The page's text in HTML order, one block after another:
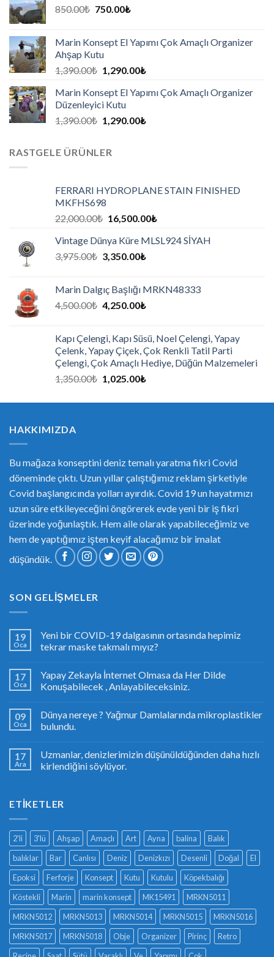
850.00₺ 750.00₺
Marin Konsept El Yapımı Çok Amaçlı Organizer
Ahşap Kutu
1,390.00₺ 1,290.00₺
Marin Konsept El Yapımı Çok Amaçlı Organizer
Düzenleyici Kutu
1,390.00₺ 1,290.00₺
RASTGELE ÜRÜNLER
FERRARI HYDROPLANE STAIN FINISHED
MKFHS698
22,000.00₺ 16,500.00₺
Vintage Dünya Küre MLSL924 SİYAH
3,975.00₺ 3,350.00₺
Marin Dalgıç Başlığı MRKN48333
4,500.00₺ 4,250.00₺
Kapı Çelengi, Kapı Süsü, Noel Çelengi, Yapay
Çelenk, Yapay Çiçek, Çok Renkli Tatil Parti
Çelengi, Çok Amaçlı Hediye, Düğün Malzemeleri
1,350.00₺ 1,025.00₺
HAKKIMIZDA
Bu mağaza konseptini deniz temalı yaratma fikri Covid
döneminde çıktı. Uzun yıllar çalıştığımız reklam şirketiyle
Covid başlangıcında yolları ayırdık. Covid 19 un hayatımızı
uzun süre etkileyeceğini öngörerek evde yeni bir iş fikri
üzerinde yoğunlaştık. Hem aile olarak yapabileceğimiz ve
hem de yaptığımız işten keyif alacağımız bir imalat
düşündük.
SON GELIŞMELER
19
Oca
Yeni bir COVID-19 dalgasının ortasında hepimiz
tekrar maske takmalı mıyız?
17
Oca
Yapay Zekayla İnternet Olmasa da Her Dilde
Konuşabilecek , Anlayabileceksiniz.
09
Oca
Dünya nereye ? Yağmur Damlalarında mikroplastikler
bulundu.
17
Ara
Uzmanlar, denizlerimizin düşünüldüğünden daha hızlı
kirlendiğini söylüyor.
ETIKETLER
2'li 3'lü Ahşap Amaçlı Art Ayna balina
Balık
balıklar
Bar Canlısı Deniz Denizkızı Desenli Doğal
El
Epoksi
Ferforje Konsept Kutu Kutulu
Köpekbalığı
Köstekli
Marin marin konsept MK15491
MRKN5011
MRKN5012
MRKN5013 MRKN5014 MRKN5015
MRKN5016
MRKN5017
MRKN5018 Obje Organizer Pirinç
Retro